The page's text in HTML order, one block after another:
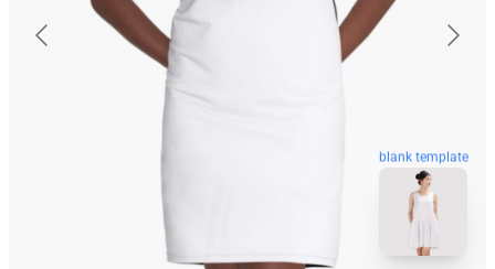
blank template